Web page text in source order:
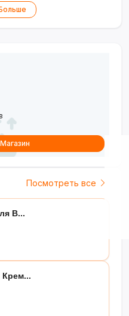
уход в
Посмотреть все
В...